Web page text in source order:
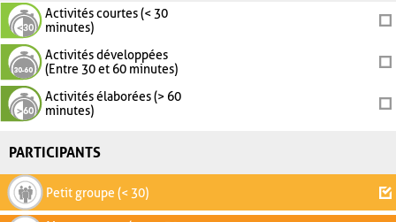
Activités courtes (< 30
minutes)
Activités développées
(Entre 30 et 60 minutes)
Activités élaborées (> 60
minutes)
PARTICIPANTS
Petit groupe (< 30)